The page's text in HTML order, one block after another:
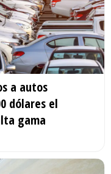
a autos
dólares el
gama